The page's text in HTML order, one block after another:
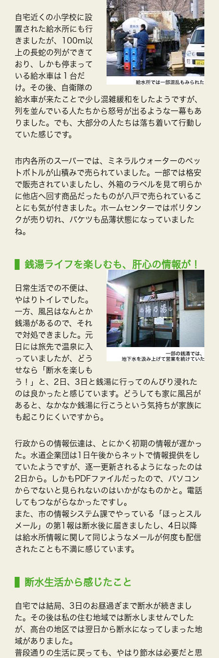
自宅近くの小学校に設
置された給水所にも行
きましたが、100m以
上の長蛇の列ができて
おり、しかも停まって
いる給水車は１台だ
け。その後、自衛隊の
給水車が来たことで少し混雑緩和をしたようですが、
列を並んでいる人たちから怒号が出るような一幕もあ
りました。でも、大部分の人たちは落ち着いて行動し
ていた感じです。
市内各所のスーパーでは、ミネラルウォーターのペッ
トボトルが山積みで売られていました。一部では格安
で販売されていましたし、外箱のラベルを見て明らか
に他店へ回す商品だったものが八戸で売られているこ
とにも気が付きました。ホームセンターではポリタン
クが売り切れ、バケツも品薄状態になっていました
ね。
銭湯ライフを楽しむも、肝心の情報が！
日常生活での不便は、
やはりトイレでした。
一方、風呂はなんとか
銭湯があるので、それ
で対処できました。元
日には旅先で温泉に入
っていましたが、どう
せなら「断水を楽しも
う！」と、2日、3日と銭湯に行ってのんびり浸れた
のは良かったと感じています。どうしても家に風呂が
あると、なかなか銭湯に行こうという気持ちが家族に
も起こりにくいですから。
行政からの情報伝達は、とにかく初期の情報が遅かっ
た。水道企業団は1日午後からネットで情報提供をし
ていたようですが、逐一更新されるようになったのは
2日から。しかもPDFファイルだったので、パソコン
からでないと見られないのはいかがなものかと。電話
してもつながらなかったですし。
また、市の情報システム課でやっている「ほっとスル
メール」の第1報は断水後に届きましたし、4日以降
は給水所情報に関して同じようなメールが何度も配信
されたことも不満に感じています。
断水生活から感じたこと
自宅では結局、3日のお昼過ぎまで断水が続きまし
た。その後は私の住む地域では断水しませんでした
が、高台の地区では翌日から断水になってしまった地
域がありました。
普段通りの生活に戻っても、やはり節水は必要だと思